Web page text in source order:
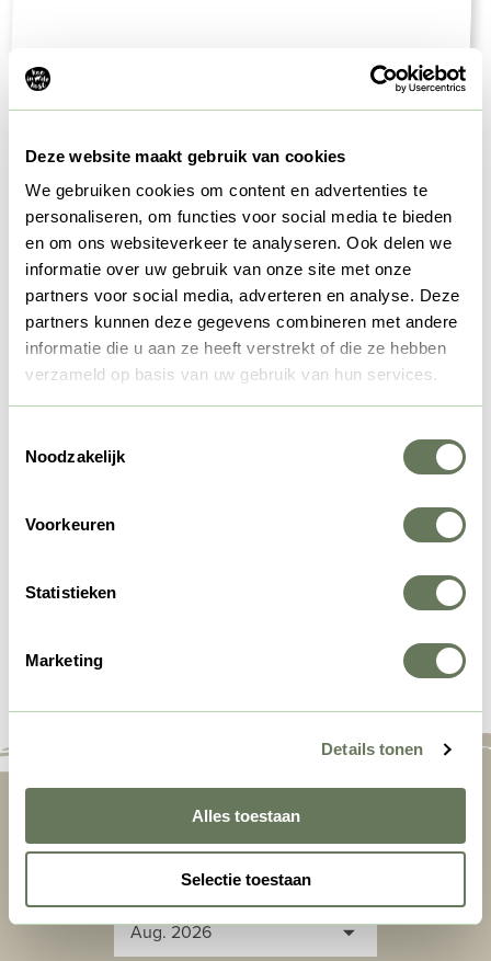
Deze website maakt gebruik van cookies
We gebruiken cookies om content en advertenties te
personaliseren, om functies voor social media te bieden
en om ons websiteverkeer te analyseren. Ook delen we
informatie over uw gebruik van onze site met onze
partners voor social media, adverteren en analyse. Deze
partners kunnen deze gegevens combineren met andere
informatie die u aan ze heeft verstrekt of die ze hebben
verzameld op basis van uw gebruik van hun services.
Noodzakelijk
Voorkeuren
Statistieken
Marketing
Details tonen
Alles toestaan
Selectie toestaan
Bis schon ganz bald auf dem Bauernhof!
Wir hoffen deine Neugierde auf Koe in de Kost geweckt zu
haben. Bist du neugierig auf die Reaktionen anderer über
ihren Aufenthalt auf dem Bauernhof geworden? Schaue dir
dann unsereZoover Seite an. Wir würden uns auf jeden Fall
enorm freuen, dich bei Koe in de Kost willkommen heißen
zu dürfen.
Herzliche Grüße,
Lenn und Loes